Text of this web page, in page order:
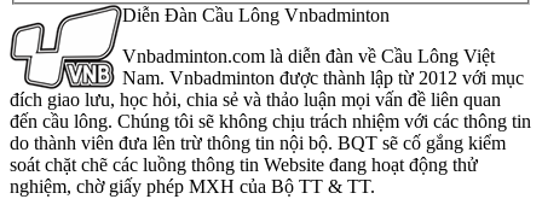
Diễn Đàn Cầu Lông Vnbadminton
Vnbadminton.com là diễn đàn về Cầu Lông Việt
Nam. Vnbadminton được thành lập từ 2012 với mục
đích giao lưu, học hỏi, chia sẻ và thảo luận mọi vấn đề liên quan
đến cầu lông. Chúng tôi sẽ không chịu trách nhiệm với các thông tin
do thành viên đưa lên trừ thông tin nội bộ. BQT sẽ cố gắng kiểm
soát chặt chẽ các luồng thông tin Website đang hoạt động thử
nghiệm, chờ giấy phép MXH của Bộ TT & TT.